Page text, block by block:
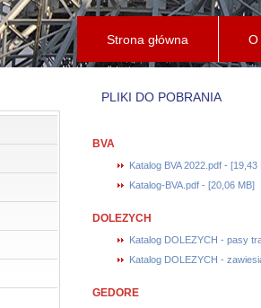
Strona główna O
PLIKI DO POBRANIA
BVA
Katalog BVA 2022.pdf - [19,43
Katalog-BVA.pdf - [20,06 MB]
DOLEZYCH
Katalog DOLEZYCH - pasy
Katalog DOLEZYCH -
GEDORE